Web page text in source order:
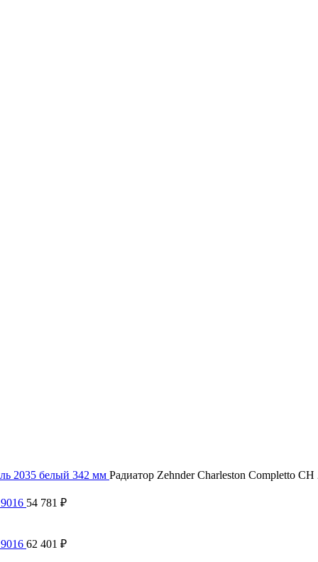
2035 белый 342 мм Радиатор Zehnder Charleston Completto
54 781 ₽
62 401 ₽